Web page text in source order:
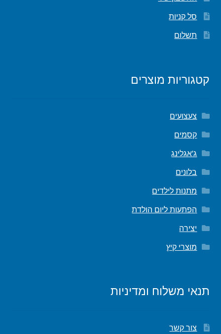
סל קניות
תשלום
קטגוריות מוצרים
צעצועים
קסמים
ג'אגלינג
בלונים
מתנות לילדים
הפתעות ליום הולדת
יצירה
מוצרי קיץ
תנאי משלוח ומדיניות
צור קשר